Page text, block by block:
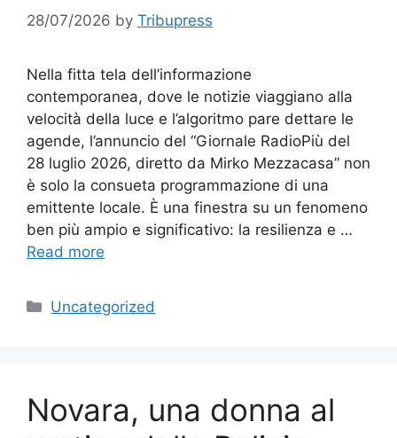
28/07/2026 by Tribupress
Nella fitta tela dell’informazione
contemporanea, dove le notizie viaggiano alla
velocità della luce e l’algoritmo pare dettare le
agende, l’annuncio del “Giornale RadioPiù del
28 luglio 2026, diretto da Mirko Mezzacasa” non
è solo la consueta programmazione di una
emittente locale. È una finestra su un fenomeno
ben più ampio e significativo: la resilienza e …
Read more
Categories
Uncategorized
Novara, una donna al